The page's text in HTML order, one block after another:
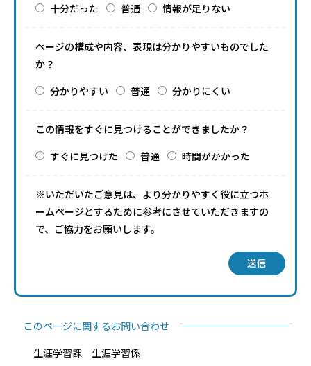
十分だった
普通 情報が足りない
ページの構成や内容、表現は分かりやすいものでした
か？
分かりやすい
普通 分かりにくい
この情報をすぐに見つけることができましたか？
すぐに見つけた
普通 時間がかかった
※いただいたご意見は、より分かりやすく役に立つホ
ームページとするために参考にさせていただきますの
で、ご協力をお願いします。
送信
このページに関するお問い合わせ
生涯学習課 生涯学習係